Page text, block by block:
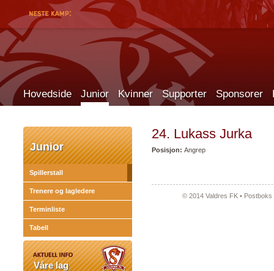
Hovedside Junior Kvinner Supporter Sponsorer
Junior
Spillerstall
Trenere og lagledere
Terminliste
Tabell
Våre lag
24. Lukass Jurka
Posisjon: Angrep
© 2014 Valdres FK •